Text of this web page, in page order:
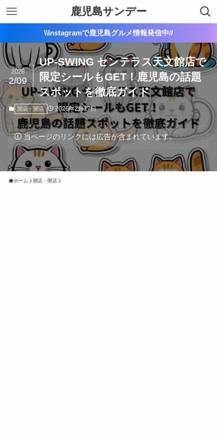
鹿児島サンデー
\\Instagramで鹿児島グルメ情報発信中//
UP‑SWING センテラス天文館店で
限定シールもGET！鹿児島の話題
スポットを徹底ガイド
2026
2/09
開店・閉店 2026年2月17日
当ページのリンクには広告が含まれています。
ホーム 開店・閉店